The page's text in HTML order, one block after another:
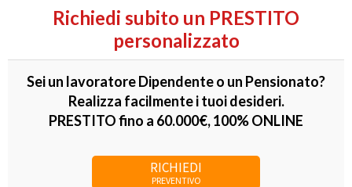
Richiedi subito un PRESTITO
personalizzato
Sei un lavoratore Dipendente o un Pensionato?
Realizza facilmente i tuoi desideri.
PRESTITO fino a 60.000€, 100% ONLINE
RICHIEDI
PREVENTIVO